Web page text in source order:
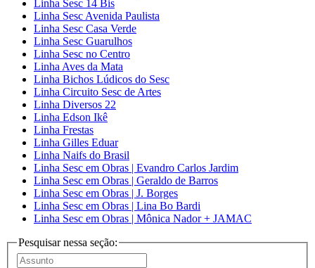
Linha Sesc 14 Bis
Linha Sesc Avenida Paulista
Linha Sesc Casa Verde
Linha Sesc Guarulhos
Linha Sesc no Centro
Linha Aves da Mata
Linha Bichos Lúdicos do Sesc
Linha Circuito Sesc de Artes
Linha Diversos 22
Linha Edson Ikê
Linha Frestas
Linha Gilles Eduar
Linha Naifs do Brasil
Linha Sesc em Obras | Evandro Carlos Jardim
Linha Sesc em Obras | Geraldo de Barros
Linha Sesc em Obras | J. Borges
Linha Sesc em Obras | Lina Bo Bardi
Linha Sesc em Obras | Mônica Nador + JAMAC
Pesquisar nessa seção: